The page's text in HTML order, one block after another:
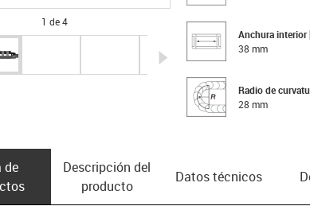
1 de 4
arrow-left igus-icon-arrow-right
Anchura interior
38 mm
Radio de
28 mm
de
Descripción del
producto
Datos técnicos